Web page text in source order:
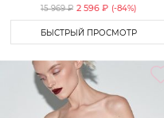
15 969 ₽ 2 596 ₽ (-84%)
БЫСТРЫЙ ПРОСМОТР